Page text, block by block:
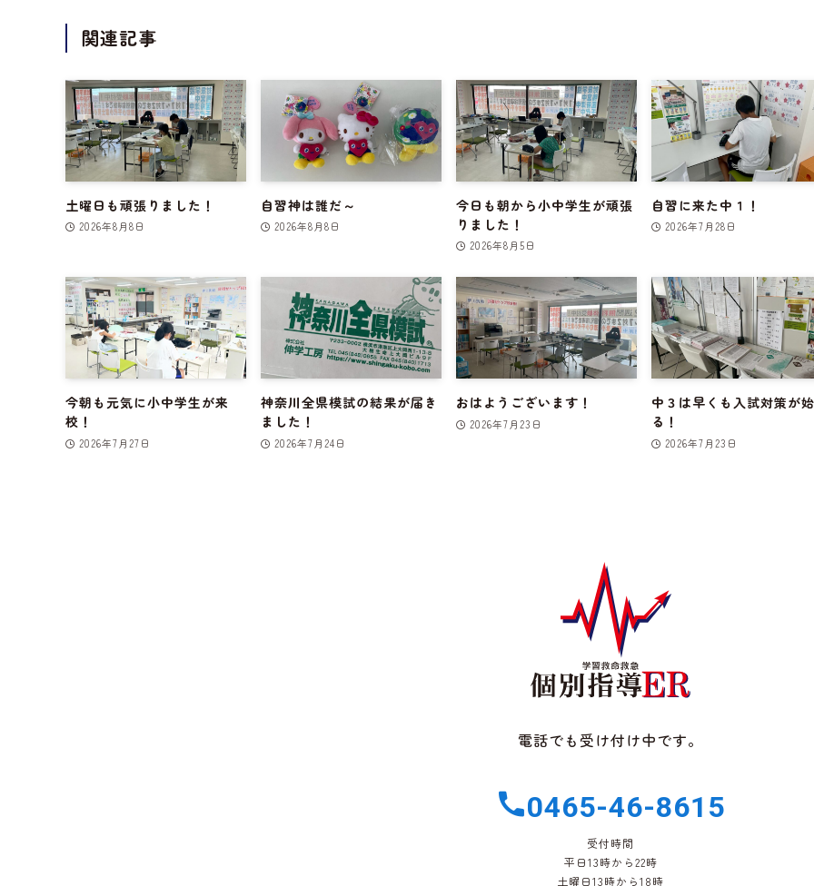
関連記事
土曜日も頑張りました！
2026年8月8日
自習神は誰だ～
2026年8月8日
今日も朝から小中学生が頑張
りました！
2026年8月5日
自習に来た中１！
2026年7月28日
今朝も元気に小中学生が来
校！
2026年7月27日
神奈川全県模試の結果が届き
ました！
2026年7月24日
おはようございます！
2026年7月23日
中３は早くも入試対策が
る！
2026年7月23日
電話でも受け付け中です。
0465-46-8615
受付時間
平日13時から22時
土曜日13時から18時